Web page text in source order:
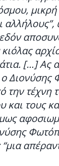
[…] Ας
την τέχνη
τους
“μια